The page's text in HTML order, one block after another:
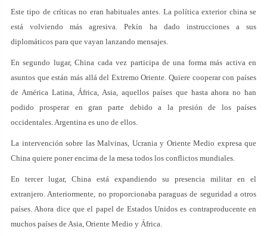
Este tipo de críticas no eran habituales antes. La política exterior china se
está volviendo más agresiva. Pekín ha dado instrucciones a sus
diplomáticos para que vayan lanzando mensajes.
En segundo lugar, China cada vez participa de una forma más activa en
asuntos que están más allá del Extremo Oriente. Quiere cooperar con países
de América Latina, África, Asia, aquellos países que hasta ahora no han
podido prosperar en gran parte debido a la presión de los países
occidentales. Argentina es uno de ellos.
La intervención sobre las Malvinas, Ucrania y Oriente Medio expresa que
China quiere poner encima de la mesa todos los conflictos mundiales.
En tercer lugar, China está expandiendo su presencia militar en el
extranjero. Anteriormente, no proporcionaba paraguas de seguridad a otros
países. Ahora dice que el papel de Estados Unidos es contraproducente en
muchos países de Asia, Oriente Medio y África.